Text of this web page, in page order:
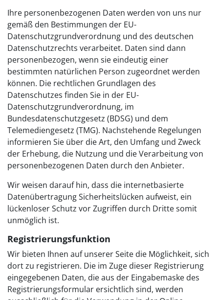
Ihre personenbezogenen Daten werden von uns nur
gemäß den Bestimmungen der EU-
Datenschutzgrundverordnung und des deutschen
Datenschutzrechts verarbeitet. Daten sind dann
personenbezogen, wenn sie eindeutig einer
bestimmten natürlichen Person zugeordnet werden
können. Die rechtlichen Grundlagen des
Datenschutzes finden Sie in der EU-
Datenschutzgrundverordnung, im
Bundesdatenschutzgesetz (BDSG) und dem
Telemediengesetz (TMG). Nachstehende Regelungen
informieren Sie über die Art, den Umfang und Zweck
der Erhebung, die Nutzung und die Verarbeitung von
personenbezogenen Daten durch den Anbieter.
Wir weisen darauf hin, dass die internetbasierte
Datenübertragung Sicherheitslücken aufweist, ein
lückenloser Schutz vor Zugriffen durch Dritte somit
unmöglich ist.
Registrierungsfunktion
Wir bieten Ihnen auf unserer Seite die Möglichkeit, sich
dort zu registrieren. Die im Zuge dieser Registrierung
eingegebenen Daten, die aus der Eingabemaske des
Registrierungsformular ersichtlich sind, werden